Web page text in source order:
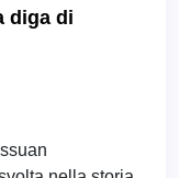
diga di